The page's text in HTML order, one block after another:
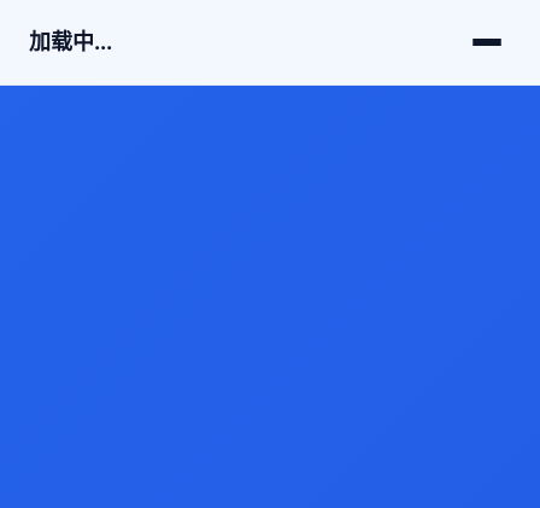
加载中...